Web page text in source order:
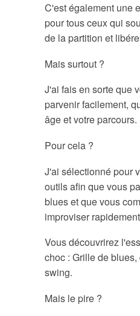
C'est également une
pour tous ceux qui
de la partition et
Mais surtout ?
J'ai fais en sorte que
parvenir facilement,
âge et votre parcours.
Pour cela ?
J'ai sélectionné pour
outils afin que vous
blues et que vous
improviser
Vous découvrirez
choc : Grille de
swing.
Mais le pire ?